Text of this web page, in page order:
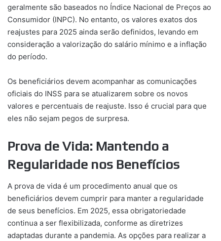
geralmente são baseados no Índice Nacional de Preços ao
Consumidor (INPC). No entanto, os valores exatos dos
reajustes para 2025 ainda serão definidos, levando em
consideração a valorização do salário mínimo e a inflação
do período.
Os beneficiários devem acompanhar as comunicações
oficiais do INSS para se atualizarem sobre os novos
valores e percentuais de reajuste. Isso é crucial para que
eles não sejam pegos de surpresa.
Prova de Vida: Mantendo a
Regularidade nos Benefícios
A prova de vida é um procedimento anual que os
beneficiários devem cumprir para manter a regularidade
de seus benefícios. Em 2025, essa obrigatoriedade
continua a ser flexibilizada, conforme as diretrizes
adaptadas durante a pandemia. As opções para realizar a